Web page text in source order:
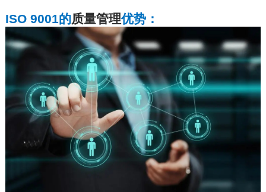
ISO 9001的质量管理优势：